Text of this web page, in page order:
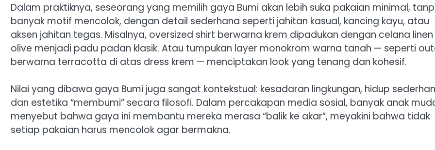
Dalam praktiknya, seseorang yang memilih gaya Bumi akan lebih suka pakaian minimal,
banyak motif mencolok, dengan detail sederhana seperti jahitan kasual, kancing kayu, atau
aksen jahitan tegas. Misalnya, oversized shirt berwarna krem dipadukan dengan celana linen
olive menjadi padu padan klasik. Atau tumpukan layer monokrom warna tanah — seperti
berwarna terracotta di atas dress krem — menciptakan look yang tenang dan kohesif.
Nilai yang dibawa gaya Bumi juga sangat kontekstual: kesadaran lingkungan, hidup
dan estetika “membumi” secara filosofi. Dalam percakapan media sosial, banyak anak
menyebut bahwa gaya ini membantu mereka merasa “balik ke akar”, meyakini bahwa tidak
setiap pakaian harus mencolok agar bermakna.